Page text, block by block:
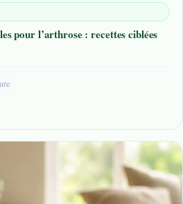
pour l’arthrose : recettes ciblées